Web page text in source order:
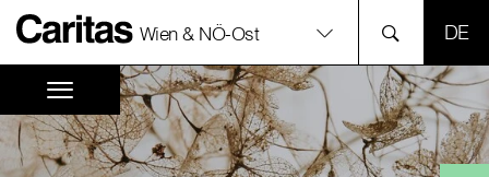
Wien & NÖ-Ost